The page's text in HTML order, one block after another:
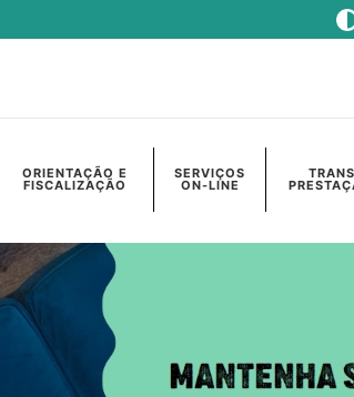
ORIENTAÇÃO E
FISCALIZAÇÃO
SERVIÇOS
ON-LINE